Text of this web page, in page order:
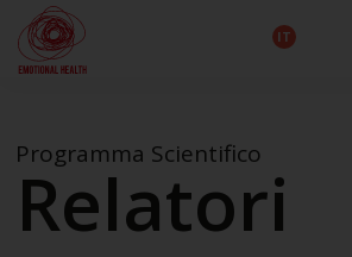
IT
Programma Scientifico
Relatori